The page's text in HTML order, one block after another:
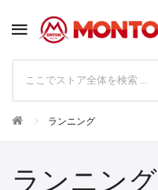
ランニング
ランニング